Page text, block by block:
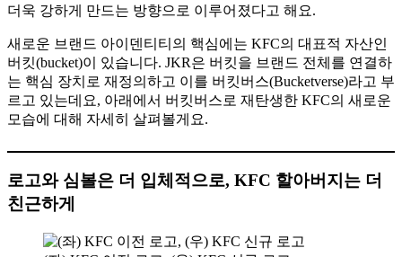
더욱 강하게 만드는 방향으로 이루어졌다고 해요.
새로운 브랜드 아이덴티티의 핵심에는 KFC의 대표적 자산인
버킷(bucket)이 있습니다. JKR은 버킷을 브랜드 전체를 연결하
는 핵심 장치로 재정의하고 이를 버킷버스(Bucketverse)라고 부
르고 있는데요, 아래에서 버킷버스로 재탄생한 KFC의 새로운
모습에 대해 자세히 살펴볼게요.
로고와 심볼은 더 입체적으로, KFC 할아버지는 더
친근하게